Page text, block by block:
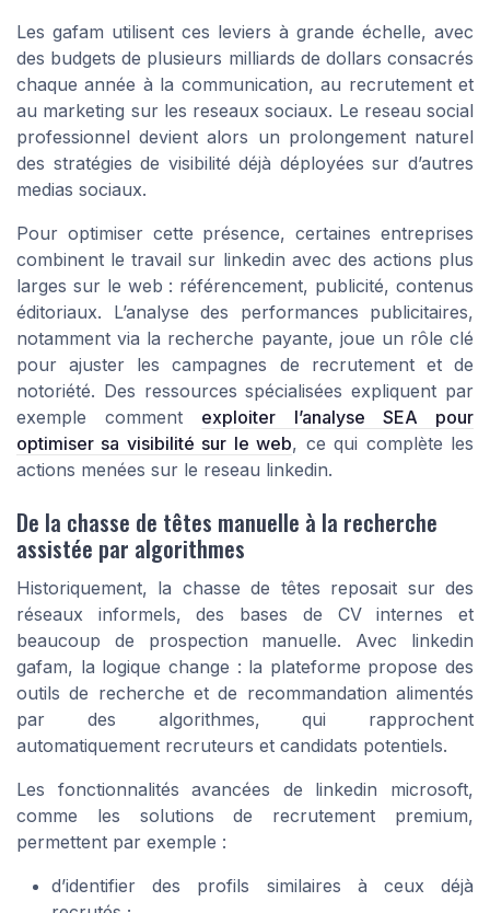
Les gafam utilisent ces leviers à grande échelle, avec
des budgets de plusieurs milliards de dollars consacrés
chaque année à la communication, au recrutement et
au marketing sur les reseaux sociaux. Le reseau social
professionnel devient alors un prolongement naturel
des stratégies de visibilité déjà déployées sur d’autres
medias sociaux.
Pour optimiser cette présence, certaines entreprises
combinent le travail sur linkedin avec des actions plus
larges sur le web : référencement, publicité, contenus
éditoriaux. L’analyse des performances publicitaires,
notamment via la recherche payante, joue un rôle clé
pour ajuster les campagnes de recrutement et de
notoriété. Des ressources spécialisées expliquent par
exemple comment exploiter l’analyse SEA pour
optimiser sa visibilité sur le web, ce qui complète les
actions menées sur le reseau linkedin.
De la chasse de têtes manuelle à la recherche
assistée par algorithmes
Historiquement, la chasse de têtes reposait sur des
réseaux informels, des bases de CV internes et
beaucoup de prospection manuelle. Avec linkedin
gafam, la logique change : la plateforme propose des
outils de recherche et de recommandation alimentés
par des algorithmes, qui rapprochent
automatiquement recruteurs et candidats potentiels.
Les fonctionnalités avancées de linkedin microsoft,
comme les solutions de recrutement premium,
permettent par exemple :
d’identifier des profils similaires à ceux déjà